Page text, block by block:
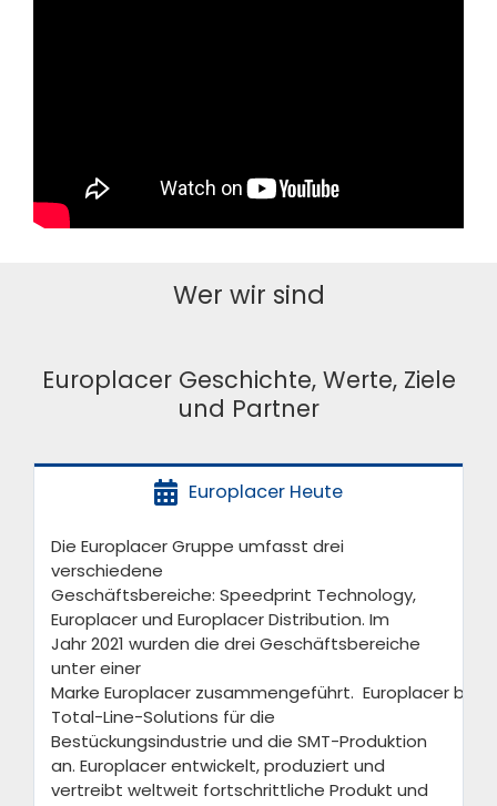
Wer wir sind
Europlacer Geschichte, Werte, Ziele
und Partner
Europlacer Heute
Die Europlacer Gruppe umfasst drei
verschiedene
Geschäftsbereiche: Speedprint Technology,
Europlacer und Europlacer Distribution. Im
Jahr2021 wurden die drei Geschäftsbereiche
unter einer
Marke Europlacerzusammengeführt. Europlacer
Total-Line-Solutions für die
Bestückungsindustrie und die SMT-Produktion
an. Europlacerentwickelt, produziert und
vertreibt weltweit fortschrittliche Produkt und